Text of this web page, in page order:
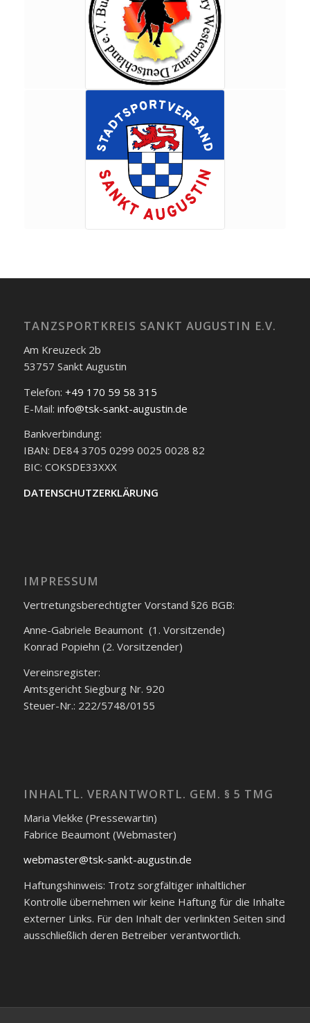
TANZSPORTKREIS SANKT AUGUSTIN E.V.
Am Kreuzeck 2b
53757 Sankt Augustin
Telefon: +49 170 59 58 315
E-Mail: info@tsk-sankt-augustin.de
Bankverbindung:
IBAN: DE84 3705 0299 0025 0028 82
BIC: COKSDE33XXX
DATENSCHUTZERKLÄRUNG
IMPRESSUM
Vertretungsberechtigter Vorstand §26 BGB:
Anne-Gabriele Beaumont (1. Vorsitzende)
Konrad Popiehn (2. Vorsitzender)
Vereinsregister:
Amtsgericht Siegburg Nr. 920
Steuer-Nr.: 222/5748/0155
INHALTL. VERANTWORTL. GEM. § 5 TMG
Maria Vlekke (Pressewartin)
Fabrice Beaumont (Webmaster)
webmaster@tsk-sankt-augustin.de
Haftungshinweis: Trotz sorgfältiger inhaltlicher
Kontrolle übernehmen wir keine Haftung für die Inhalte
externer Links. Für den Inhalt der verlinkten Seiten sind
ausschließlich deren Betreiber verantwortlich.